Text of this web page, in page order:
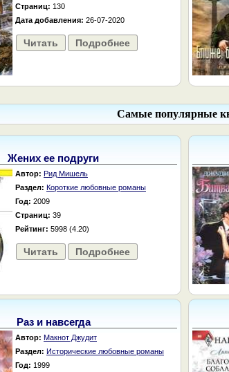
Страниц: 130
Дата добавления: 26-07-2020
Читать Подробнее
Самые популярные
Жених ее подруги
Автор: Рид Мишель
Раздел: Короткие любовные романы
Год: 2009
Страниц: 39
Рейтинг: 5998 (4.20)
Читать Подробнее
Раз и навсегда
Автор: Макнот Джудит
Раздел: Исторические любовные романы
Год: 1999